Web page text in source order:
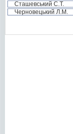
Сташевський С.Т.
Черновецький Л.М.